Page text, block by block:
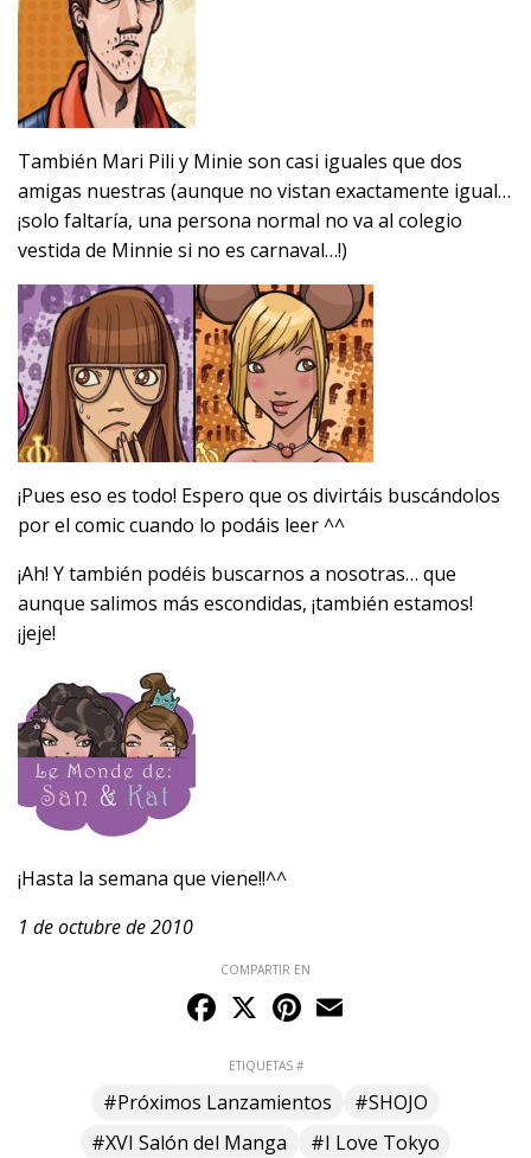
También Mari Pili y Minie son casi iguales que dos
amigas nuestras (aunque no vistan exactamente igual…
¡solo faltaría, una persona normal no va al colegio
vestida de Minnie si no es carnaval…!)
¡Pues eso es todo! Espero que os divirtáis buscándolos
por el comic cuando lo podáis leer ^^
¡Ah! Y también podéis buscarnos a nosotras… que
aunque salimos más escondidas, ¡también estamos!
¡jeje!
¡Hasta la semana que viene!!^^
1 de octubre de 2010
COMPARTIR EN
Facebook
X Pinterest
ETIQUETAS #
#Próximos Lanzamientos
#SHOJO
#XVI Salón del Manga
#I Love Tokyo